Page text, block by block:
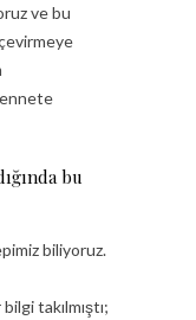
ve bu
bu
biliyoruz.
takılmıştı;